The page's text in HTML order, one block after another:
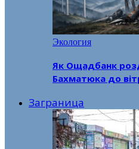
Экология
Як Ощадбанк
Бахматюка до
Заграница